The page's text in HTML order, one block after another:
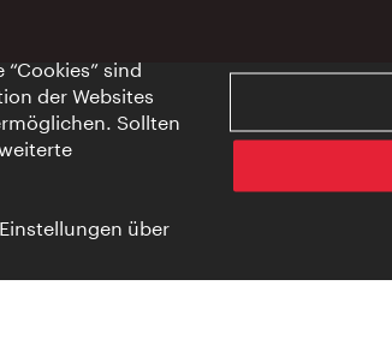
sind
der Websites
Sollten
über